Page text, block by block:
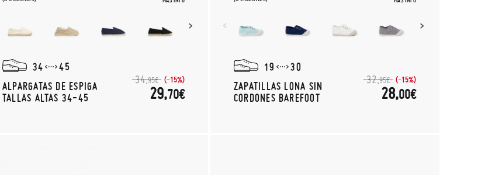
34
45
ALPARGATAS DE ESPIGA
TALLAS ALTAS 34-45
34,95€ (-15%)
29,70€
19
30
ZAPATILLAS LONA SIN
CORDONES BAREFOOT
32,95€ (-15%)
28,00€